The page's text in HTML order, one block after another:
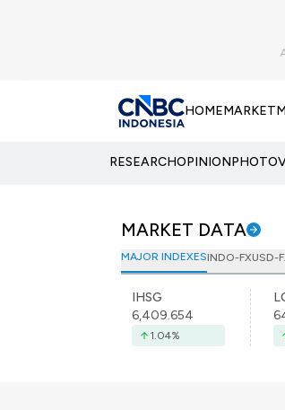
HOMEMARKET
RESEARCHOPINIONPHOTO
MARKET DATA
MAJOR INDEXESINDO-FXUSD-
IHSG
6,409.654
1.04%